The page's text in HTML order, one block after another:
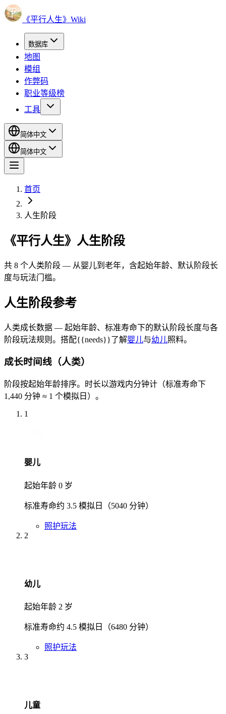
《平行人生》Wiki
数据库
地图
模组
作弊码
职业等级榜
工具
简体中文
简体中文
首页
人生阶段
《平行人生》人生阶段
共 8 个人类阶段 — 从婴儿到老年，含起始年龄、默认阶段长
度与玩法门槛。
人生阶段参考
人类成长数据 — 起始年龄、标准寿命下的默认阶段长度与各
阶段玩法规则。搭配{{needs}}了解婴儿与幼儿照料。
成长时间线（人类）
阶段按起始年龄排序。时长以游戏内分钟计（标准寿命下
1,440 分钟 ≈ 1 个模拟日）。
1
婴儿
起始年龄 0 岁
标准寿命约 3.5 模拟日（5040 分钟）
照护玩法
2
幼儿
起始年龄 2 岁
标准寿命约 4.5 模拟日（6480 分钟）
照护玩法
3
儿童